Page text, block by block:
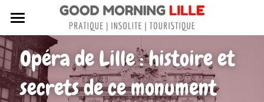
Tous nos articles
Sortir à Lille
Lille de A à Z
Opéra de Lille : histoire et
secrets de ce monument